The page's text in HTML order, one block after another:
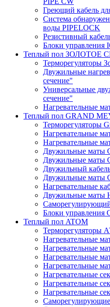
Греющий кабель
Система
воды PIPELOCK
Резистивный
Блоки управления
Теплый пол ЗОЛОТОЕ
Терморегуляторы
Двужильные
сечение"
Универсальные
сечение"
Нагревательные
Теплый пол GRAND
Терморегуляторы
Нагревательные
Нагревательные
Двужильные маты
Двужильные маты
Двужильный
Двужильные маты
Нагревательные
Двужильные маты
Блоки управления
Теплый пол ATOM
Терморегуляторы
Нагревательные
Нагревательные
Нагревательные
Нагревательные
Нагревательные
Нагревательные
Нагревательные